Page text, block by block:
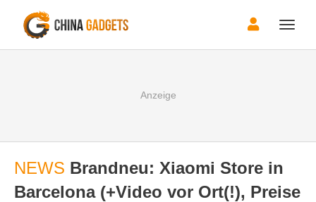
Toggle
NEWS Brandneu: Xiaomi Store in
Barcelona (+Video vor Ort(!), Preise